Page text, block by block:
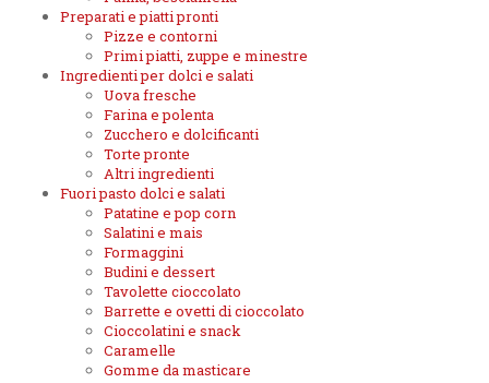
Preparati e piatti pronti
Pizze e contorni
Primi piatti, zuppe e minestre
Ingredienti per dolci e salati
Uova fresche
Farina e polenta
Zucchero e dolcificanti
Torte pronte
Altri ingredienti
Fuori pasto dolci e salati
Patatine e pop corn
Salatini e mais
Formaggini
Budini e dessert
Tavolette cioccolato
Barrette e ovetti di cioccolato
Cioccolatini e snack
Caramelle
Gomme da masticare